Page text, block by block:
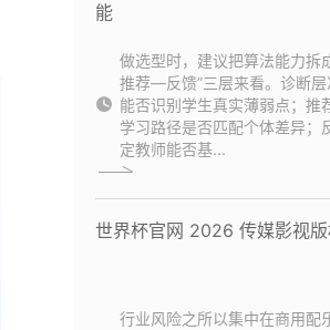
能
做选型时，建议把算法能力拆
推荐—反馈”三层来看。诊断
能否识别学生真实薄弱点；推
学习路径是否匹配个体差异；
定教师能否基...
世界杯官网 2026 传媒影视
行业风险之所以集中在商用配